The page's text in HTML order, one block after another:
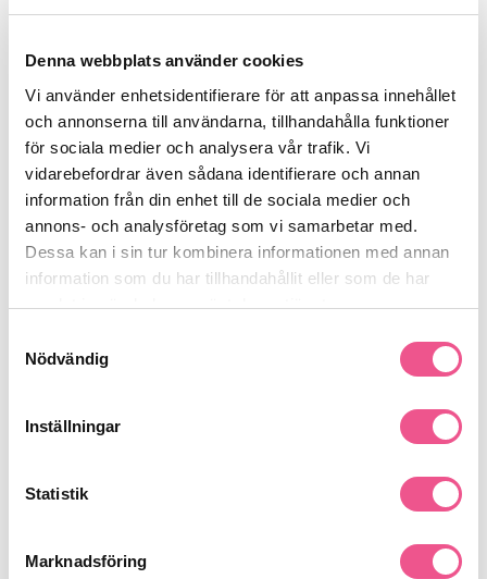
Denna webbplats använder cookies
Vi använder enhetsidentifierare för att anpassa innehållet
och annonserna till användarna, tillhandahålla funktioner
för sociala medier och analysera vår trafik. Vi
vidarebefordrar även sådana identifierare och annan
information från din enhet till de sociala medier och
annons- och analysföretag som vi samarbetar med.
Dessa kan i sin tur kombinera informationen med annan
information som du har tillhandahållit eller som de har
samlat in när du har använt deras tjänster.
Nödvändig
Inställningar
Statistik
Marknadsföring
Återfuktning: Arganolja och antioxidanter bevarar fukten
Färgskydd: Colour Guard Complex skyddar och bevarar
Hållbarhet: 100% vegansk och CO₂-kompenserad
förpackning.
Användning:
Applicering: Massera in i vått hår och hårbotten.
Sköljning: Skölj noggrant och upprepa vid behov.
Följ upp: Använd gärna True Soft Conditioner och
Se mer